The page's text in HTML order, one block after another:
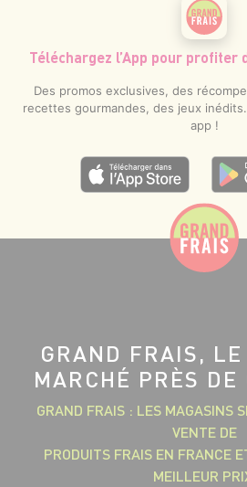
Téléchargez l’App pour profiter
Des promos exclusives, des
recettes gourmandes, des jeux
app !
GRAND FRAIS,
MARCHÉ PRÈS DE
GRAND FRAIS : LES MAGASINS
VENTE DE
PRODUITS FRAIS EN FRANCE
MEILLEUR